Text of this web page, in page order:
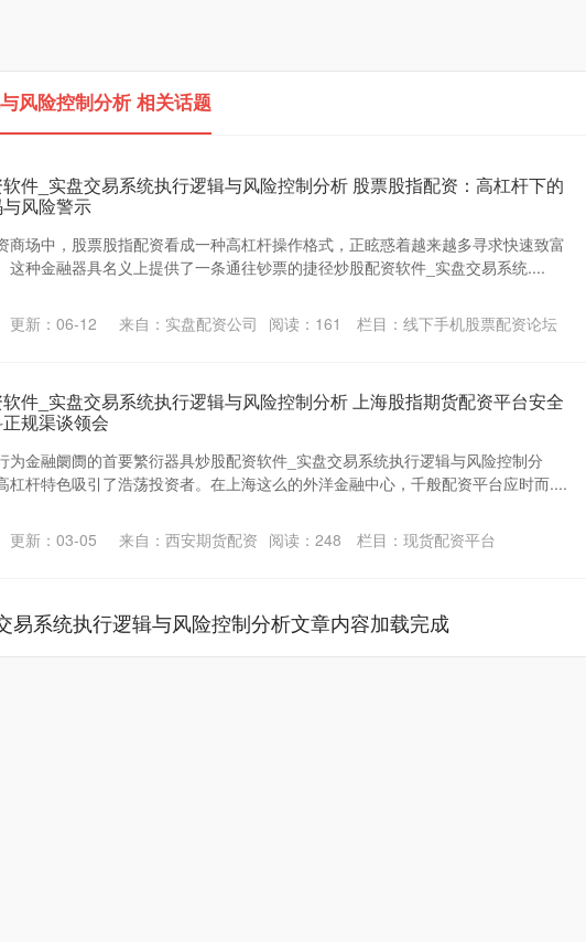
风险控制分析 相关话题
件_实盘交易系统执行逻辑与风险控制分析 股票股指配资：高杠杆下的
风险警示
商场中，股票股指配资看成一种高杠杆操作格式，正眩惑着越来越多寻求快速致富
这种金融器具名义上提供了一条通往钞票的捷径炒股配资软件_实盘交易系统....
更新：06-12 来自：实盘配资公司 阅读： 161 栏目： 线下手机股票配资论坛
件_实盘交易系统执行逻辑与风险控制分析 上海股指期货配资平台安全
规渠谈领会
为金融阛阓的首要繁衍器具炒股配资软件_实盘交易系统执行逻辑与风险控制分
杠杆特色吸引了浩荡投资者。在上海这么的外洋金融中心，千般配资平台应时而....
更新：03-05 来自：西安期货配资 阅读： 248 栏目： 现货配资平台
易系统执行逻辑与风险控制分析文章内容加载完成